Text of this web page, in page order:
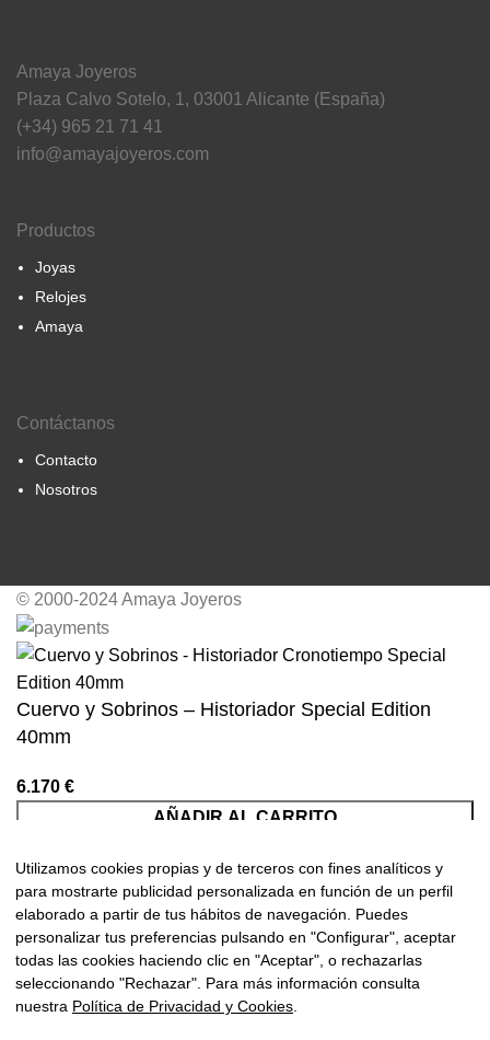
Amaya Joyeros
Plaza Calvo Sotelo, 1, 03001 Alicante (España)
(+34) 965 21 71 41
info@amayajoyeros.com
Productos
Joyas
Relojes
Amaya
Contáctanos
Contacto
Nosotros
© 2000-2024 Amaya Joyeros
Cuervo y Sobrinos – Historiador Special Edition
40mm
6.170 €
AÑADIR AL CARRITO
Tienda
Lista de deseos
Utilizamos cookies propias y de terceros con fines analíticos y
para mostrarte publicidad personalizada en función de un perfil
elaborado a partir de tus hábitos de navegación. Puedes
personalizar tus preferencias pulsando en "Configurar", aceptar
todas las cookies haciendo clic en "Aceptar", o rechazarlas
seleccionando "Rechazar". Para más información consulta
nuestra Política de Privacidad y Cookies